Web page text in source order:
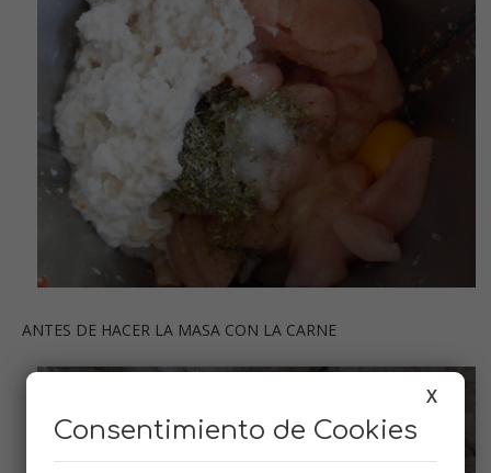
ANTES DE HACER LA MASA CON LA CARNE
X
Consentimiento de Cookies